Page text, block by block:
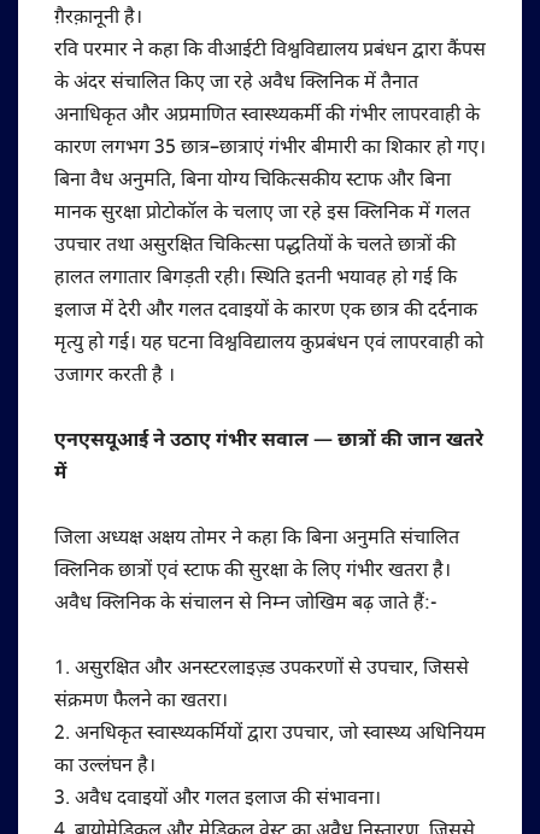
ग़ैरक़ानूनी है।
रवि परमार ने कहा कि वीआईटी विश्वविद्यालय प्रबंधन द्वारा कैंपस
के अंदर संचालित किए जा रहे अवैध क्लिनिक में तैनात
अनाधिकृत और अप्रमाणित स्वास्थ्यकर्मी की गंभीर लापरवाही के
कारण लगभग 35 छात्र–छात्राएं गंभीर बीमारी का शिकार हो गए।
बिना वैध अनुमति, बिना योग्य चिकित्सकीय स्टाफ और बिना
मानक सुरक्षा प्रोटोकॉल के चलाए जा रहे इस क्लिनिक में गलत
उपचार तथा असुरक्षित चिकित्सा पद्धतियों के चलते छात्रों की
हालत लगातार बिगड़ती रही। स्थिति इतनी भयावह हो गई कि
इलाज में देरी और गलत दवाइयों के कारण एक छात्र की दर्दनाक
मृत्यु हो गई। यह घटना विश्वविद्यालय कुप्रबंधन एवं लापरवाही को
उजागर करती है ।
एनएसयूआई ने उठाए गंभीर सवाल — छात्रों की जान खतरे
में
जिला अध्यक्ष अक्षय तोमर ने कहा कि बिना अनुमति संचालित
क्लिनिक छात्रों एवं स्टाफ की सुरक्षा के लिए गंभीर खतरा है।
अवैध क्लिनिक के संचालन से निम्न जोखिम बढ़ जाते हैं:-
1. असुरक्षित और अनस्टरलाइज़्ड उपकरणों से उपचार, जिससे
संक्रमण फैलने का खतरा।
2. अनधिकृत स्वास्थ्यकर्मियों द्वारा उपचार, जो स्वास्थ्य अधिनियम
का उल्लंघन है।
3. अवैध दवाइयों और गलत इलाज की संभावना।